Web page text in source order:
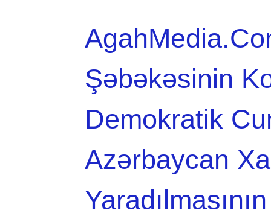
Şəbəkəsinin
Demokratik
Azərbaycan